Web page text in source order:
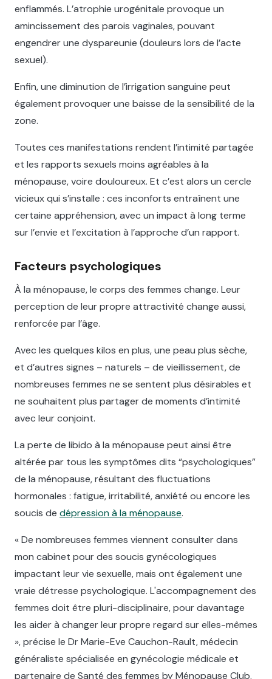
enflammés. L’atrophie urogénitale provoque un
amincissement des parois vaginales, pouvant
engendrer une dyspareunie (douleurs lors de l’acte
sexuel).
Enfin, une diminution de l’irrigation sanguine peut
également provoquer une baisse de la sensibilité de la
zone.
Toutes ces manifestations rendent l’intimité partagée
et les rapports sexuels moins agréables à la
ménopause, voire douloureux. Et c’est alors un cercle
vicieux qui s’installe : ces inconforts entraînent une
certaine appréhension, avec un impact à long terme
sur l’envie et l’excitation à l’approche d’un rapport.
Facteurs psychologiques
À la ménopause, le corps des femmes change. Leur
perception de leur propre attractivité change aussi,
renforcée par l’âge.
Avec les quelques kilos en plus, une peau plus sèche,
et d’autres signes – naturels – de vieillissement, de
nombreuses femmes ne se sentent plus désirables et
ne souhaitent plus partager de moments d’intimité
avec leur conjoint.
La perte de libido à la ménopause peut ainsi être
altérée par tous les symptômes dits “psychologiques”
de la ménopause, résultant des fluctuations
hormonales : fatigue, irritabilité, anxiété ou encore les
soucis de dépression à la ménopause.
« De nombreuses femmes viennent consulter dans
mon cabinet pour des soucis gynécologiques
impactant leur vie sexuelle, mais ont également une
vraie détresse psychologique. L'accompagnement des
femmes doit être pluri-disciplinaire, pour davantage
les aider à changer leur propre regard sur elles-mêmes
», précise le Dr Marie-Eve Cauchon-Rault, médecin
généraliste spécialisée en gynécologie médicale et
partenaire de Santé des femmes by Ménopause Club.